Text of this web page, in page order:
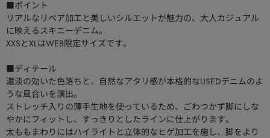
■ポイント
リアルなリペア加工と美しいシルエットが魅力の、大人カジュアル
に映えるスキニーデニム。
XXSとXLはWEB限定サイズです。
■ディテール
濃淡の効いた色落ちと、自然なアタリ感が本格的なUSEDデニムのよ
うな風合いを演出。
ストレッチ入りの薄手生地を使っているため、ごわつかず脚にしな
やかにフィットし、すっきりとしたラインに仕上がります。
太ももまわりにはハイライトと立体的なヒゲ加工を施し、脚をより